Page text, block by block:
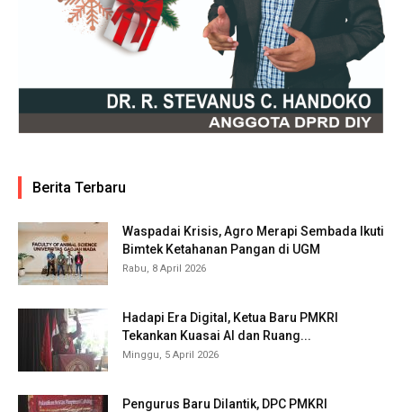
Berita Terbaru
Waspadai Krisis, Agro Merapi Sembada Ikuti
Bimtek Ketahanan Pangan di UGM
Rabu, 8 April 2026
Hadapi Era Digital, Ketua Baru PMKRI
Tekankan Kuasai AI dan Ruang...
Minggu, 5 April 2026
Pengurus Baru Dilantik, DPC PMKRI